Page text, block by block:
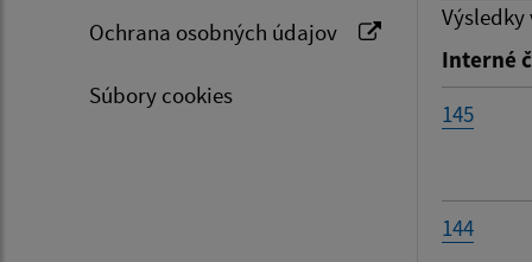
Ochrana osobných údajov
Súbory cookies Suma
Interné
145
144